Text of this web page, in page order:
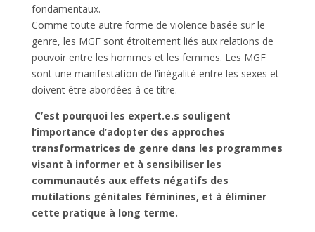
fondamentaux.
Comme toute autre forme de violence basée sur le
genre, les MGF sont étroitement liés aux relations de
pouvoir entre les hommes et les femmes. Les MGF
sont une manifestation de l’inégalité entre les sexes et
doivent être abordées à ce titre.
C’est pourquoi les expert.e.s souligent
l’importance d’adopter des approches
transformatrices de genre dans les programmes
visant à informer et à sensibiliser les
communautés aux effets négatifs des
mutilations génitales féminines, et à éliminer
cette pratique à long terme.